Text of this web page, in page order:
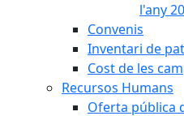
l'any
Convenis
Inventari de
Cost de les
Recursos Humans
Oferta pública